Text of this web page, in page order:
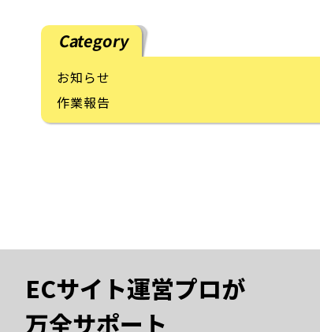
Category
お知らせ
作業報告
ECサイト運営プロが
万全サポート